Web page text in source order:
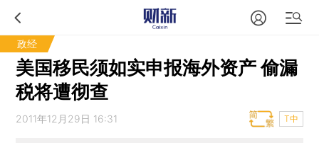
政经
美国移民须如实申报海外资产 偷漏
税将遭彻查
2011年12月29日 16:31 T中